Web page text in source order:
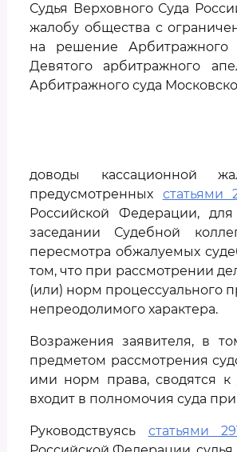
Судья Верховного Суда
жалобу общества с
на решение Арбитражного
Девятого арбитражного
Арбитражного суда
доводы кассационной
предусмотренных статьями
Российской Федерации,
заседании Судебной
пересмотра обжалуемых
том, что при рассмотрении
(или) норм процессуального
непреодолимого характера.
Возражения заявителя, в
предметом рассмотрения
ими норм права, сводятся к
входит в полномочия суда
Руководствуясь статьями